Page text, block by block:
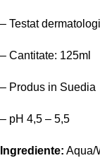
– Testat
– Cantitate: 125ml
– Produs in Suedia
– pH 4,5 – 5,5
Ingrediente: Aqua/